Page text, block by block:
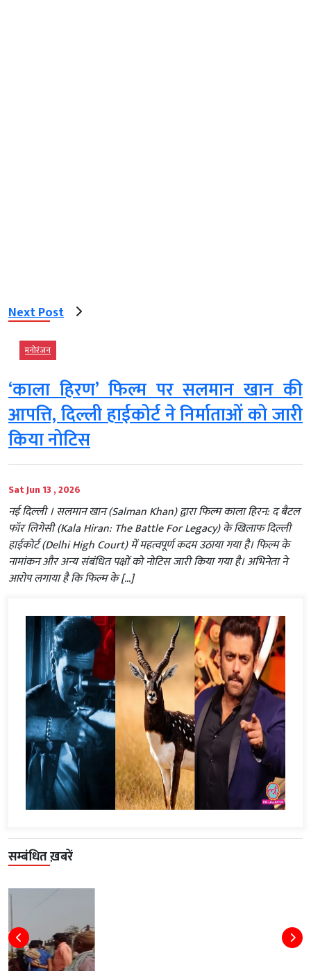
Next Post
मनोरंजन
‘काला हिरण’ फिल्म पर सलमान खान की
आपत्ति, दिल्ली हाईकोर्ट ने निर्माताओं को जारी
किया नोटिस
Sat Jun 13 , 2026
नई दिल्ली । सलमान खान (Salman Khan) द्वारा फिल्म काला हिरन: द बैटल
फॉर लिगेसी (Kala Hiran: The Battle For Legacy) के खिलाफ दिल्ली
हाईकोर्ट (Delhi High Court) में महत्वपूर्ण कदम उठाया गया है। फिल्म के
नामांकन और अन्य संबंधित पक्षों को नोटिस जारी किया गया है। अभिनेता ने
आरोप लगाया है कि फिल्म के […]
सम्बंधित ख़बरें